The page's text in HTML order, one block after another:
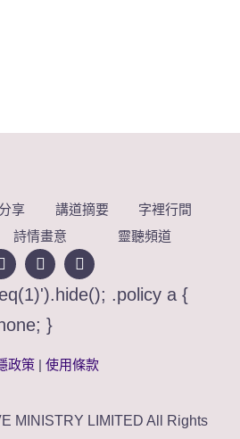
享 講道摘要
字裡行間
詩情畫意 靈聽頻道
.policy a {
}
政策 | 使用條款
MINISTRY LIMITED All Rights